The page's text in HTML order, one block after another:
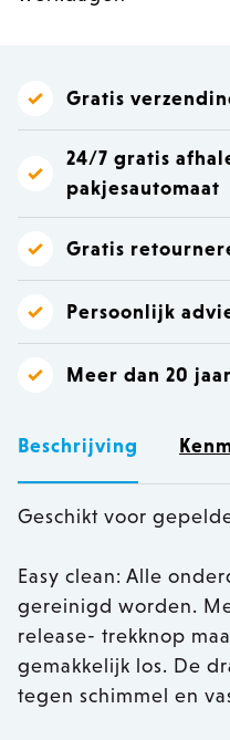
Gratis
24/7 gratis
pakjesautomaat
Gratis
Persoonlijk
Meer dan 20
Beschrijving
Geschikt voor
Easy clean: Alle
gereinigd worden.
release- trekknop
gemakkelijk los. De
tegen schimmel en